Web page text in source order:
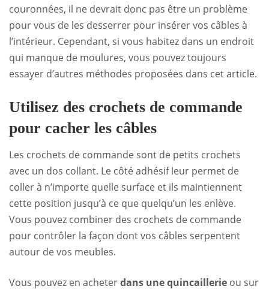
couronnées, il ne devrait donc pas être un problème
pour vous de les desserrer pour insérer vos câbles à
l’intérieur. Cependant, si vous habitez dans un endroit
qui manque de moulures, vous pouvez toujours
essayer d’autres méthodes proposées dans cet article.
Utilisez des crochets de commande
pour cacher les câbles
Les crochets de commande sont de petits crochets
avec un dos collant. Le côté adhésif leur permet de
coller à n’importe quelle surface et ils maintiennent
cette position jusqu’à ce que quelqu’un les enlève.
Vous pouvez combiner des crochets de commande
pour contrôler la façon dont vos câbles serpentent
autour de vos meubles.
Vous pouvez en acheterdans une quincaillerie ou sur